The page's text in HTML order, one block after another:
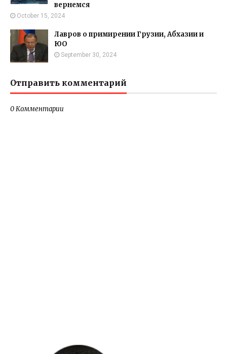
вернемся
October 15, 2024
Лавров о примирении Грузии, Абхазии и
ЮО
September 30, 2024
Отправить комментарий
0 Комментарии